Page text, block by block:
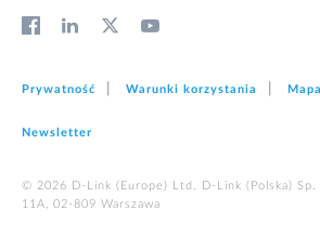
Prywatność Warunki korzystania
Newsletter
© 2026 D‑Link (Europe) Ltd. D-Link (Polska)
11A, 02-809 Warszawa